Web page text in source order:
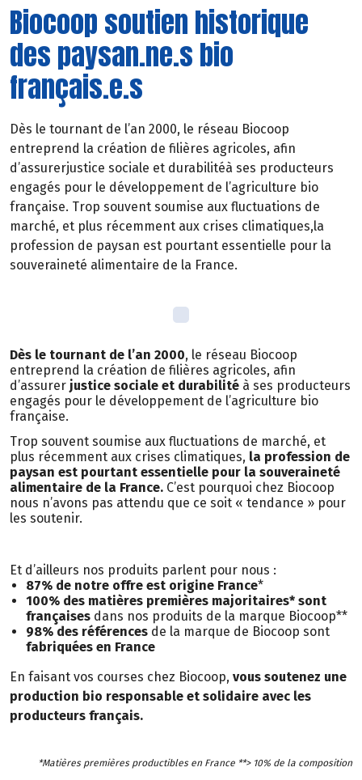
Biocoop soutien historique
des paysan.ne.s bio
français.e.s
Dès le tournant de l’an 2000, le réseau Biocoop
entreprend la création de filières agricoles, afin
d’assurerjustice sociale et durabilitéà ses producteurs
engagés pour le développement de l’agriculture bio
française. Trop souvent soumise aux fluctuations de
marché, et plus récemment aux crises climatiques,la
profession de paysan est pourtant essentielle pour la
souveraineté alimentaire de la France.
Dès le tournant de l’an 2000, le réseau Biocoop
entreprend la création de filières agricoles, afin
d’assurer justice sociale et durabilité à ses producteurs
engagés pour le développement de l’agriculture bio
française.
Trop souvent soumise aux fluctuations de marché, et
plus récemment aux crises climatiques, la profession de
paysan est pourtant essentielle pour la souveraineté
alimentaire de la France. C’est pourquoi chez Biocoop
nous n’avons pas attendu que ce soit « tendance » pour
les soutenir.
Et d’ailleurs nos produits parlent pour nous :
87% de notre offre est origine France*
100% des matières premières majoritaires* sont
françaises dans nos produits de la marque Biocoop**
98% des références de la marque de Biocoop sont
fabriquées en France
En faisant vos courses chez Biocoop, vous soutenez une
production bio responsable et solidaire avec les
producteurs français.
*Matières premières productibles en France **> 10% de la composition